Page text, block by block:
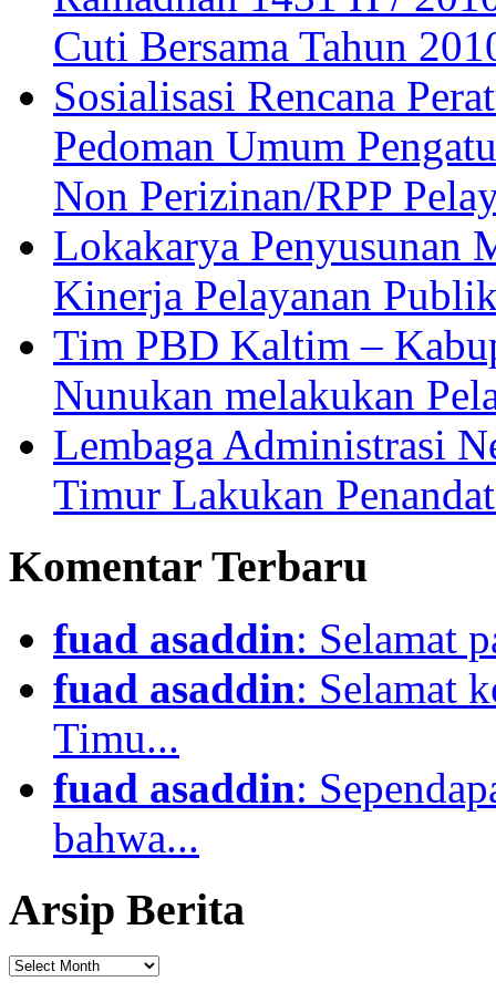
Cuti Bersama Tahun
Sosialisasi Rencana
Pedoman Umum
Non Perizinan/RPP
Lokakarya Penyusunan
Kinerja Pelayanan
Tim PBD Kaltim –
Nunukan melakukan
Lembaga Administrasi
Timur Lakukan
Komentar Terbaru
fuad asaddin: Selamat
fuad asaddin: Selamat
Timu...
fuad asaddin:
bahwa...
Arsip Berita